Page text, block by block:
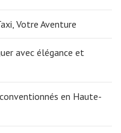
Votre Aventure
avec élégance et
en Haute-